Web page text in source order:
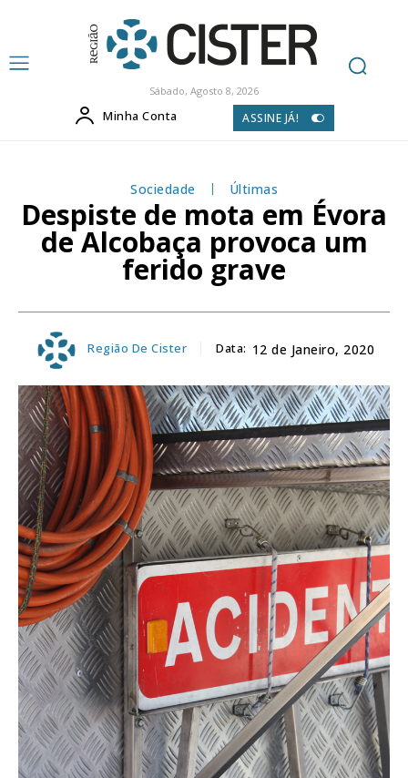
Sábado, Agosto 8, 2026
Minha Conta ASSINE JÁ!
Sociedade Últimas
Despiste de mota em Évora
de Alcobaça provoca um
ferido grave
Região De Cister Data: 12 de Janeiro, 2020